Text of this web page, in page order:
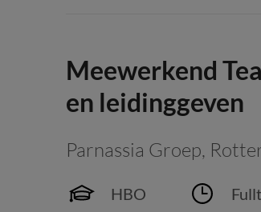
Meewerkend
en leidinggeven
Parnassia Groep,
HBO